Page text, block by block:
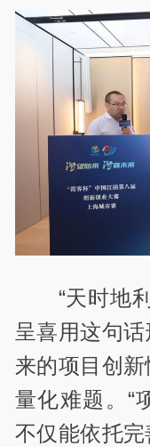
“天时地
呈喜用这句
来的项目创
量化难题。“
不仅能依托